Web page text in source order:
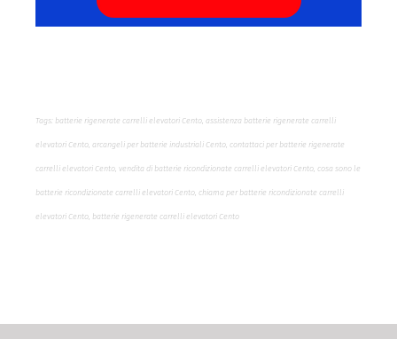
Tags: batterie rigenerate carrelli elevatori Cento, assistenza batterie rigenerate carrelli
elevatori Cento, arcangeli per batterie industriali Cento, contattaci per batterie rigenerate
carrelli elevatori Cento, vendita di batterie ricondizionate carrelli elevatori Cento, cosa sono le
batterie ricondizionate carrelli elevatori Cento, chiama per batterie ricondizionate carrelli
elevatori Cento, batterie rigenerate carrelli elevatori Cento